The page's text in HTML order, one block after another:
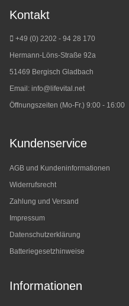
Kontakt
+49 (0) 2202 - 94 28 170
Hermann-Löns-Straße 92a
51469 Bergisch Gladbach
Email: info@lifevital.net
Öffnungszeiten (Mo-Fr.) 9:00 - 16:00
Kundenservice
AGB und Kundeninformationen
Widerrufsrecht
Zahlung und Versand
Impressum
Datenschutzerklärung
Batteriegesetzhinweise
Informationen